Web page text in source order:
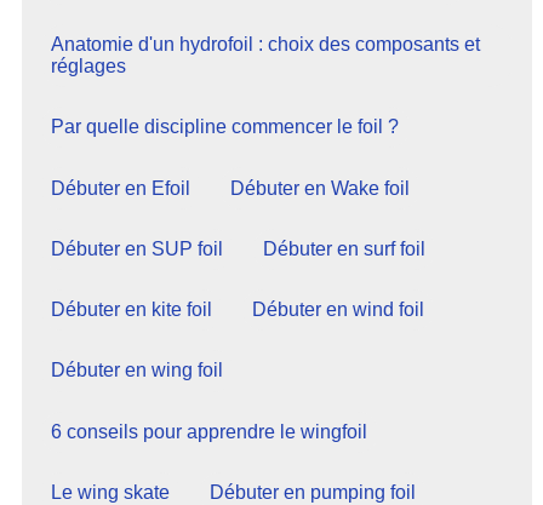
Anatomie d'un hydrofoil : choix des composants et
réglages
Par quelle discipline commencer le foil ?
Débuter en Efoil Débuter en Wake foil
Débuter en SUP foil Débuter en surf foil
Débuter en kite foil Débuter en wind foil
Débuter en wing foil
6 conseils pour apprendre le wingfoil
Le wing skate Débuter en pumping foil